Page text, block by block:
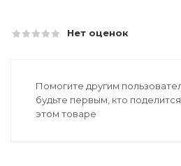
Нет оценок
Помогите другим
будьте первым, кто
этом товаре